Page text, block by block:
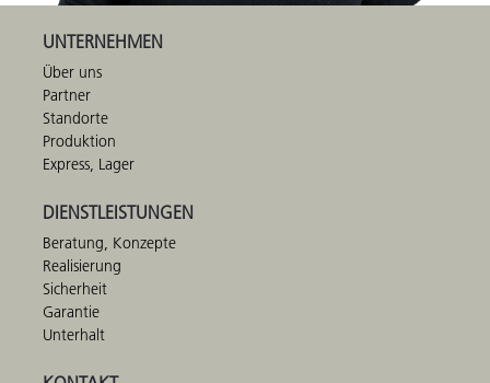
UNTERNEHMEN
Über uns
Partner
Standorte
Produktion
Express, Lager
DIENSTLEISTUNGEN
Beratung, Konzepte
Realisierung
Sicherheit
Garantie
Unterhalt